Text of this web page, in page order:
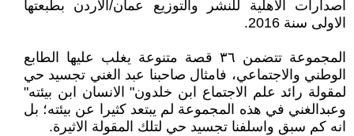
اصدارات الاهلية للنشر والتوزيع عمان/الاردن بطبعتها
الاولى سنة 2016.
المجموعة تتضمن ٣٦ قصة متنوعة يغلب عليها الطابع
الوطني والاجتماعي، فامثال صاحبنا عبد الغني تجسيد حي
لمقولة رائد علم الاجتماع ابن خلدون" الانسان ابن بيئته"
وعبدالغني في هذه المجموعة لم يبتعد كثيرا عن بيئته؛ بل
انه كم سبق واسلفنا تجسيد حي لتلك المقولة الاثيرة.